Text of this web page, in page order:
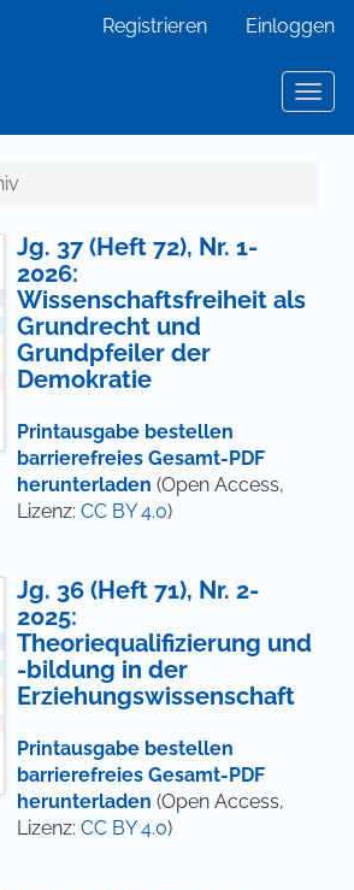
Registrieren Einloggen
Jg. 37 (Heft 72), Nr. 1-
2026:
Wissenschaftsfreiheit als
Grundrecht und
Grundpfeiler der
Demokratie
Printausgabe bestellen
barrierefreies Gesamt-PDF
herunterladen (Open Access,
Lizenz: CC BY 4.0)
Jg. 36 (Heft 71), Nr. 2-
2025:
Theoriequalifizierung und
-bildung in der
Erziehungswissenschaft
Printausgabe bestellen
barrierefreies Gesamt-PDF
herunterladen (Open Access,
Lizenz: CC BY 4.0)